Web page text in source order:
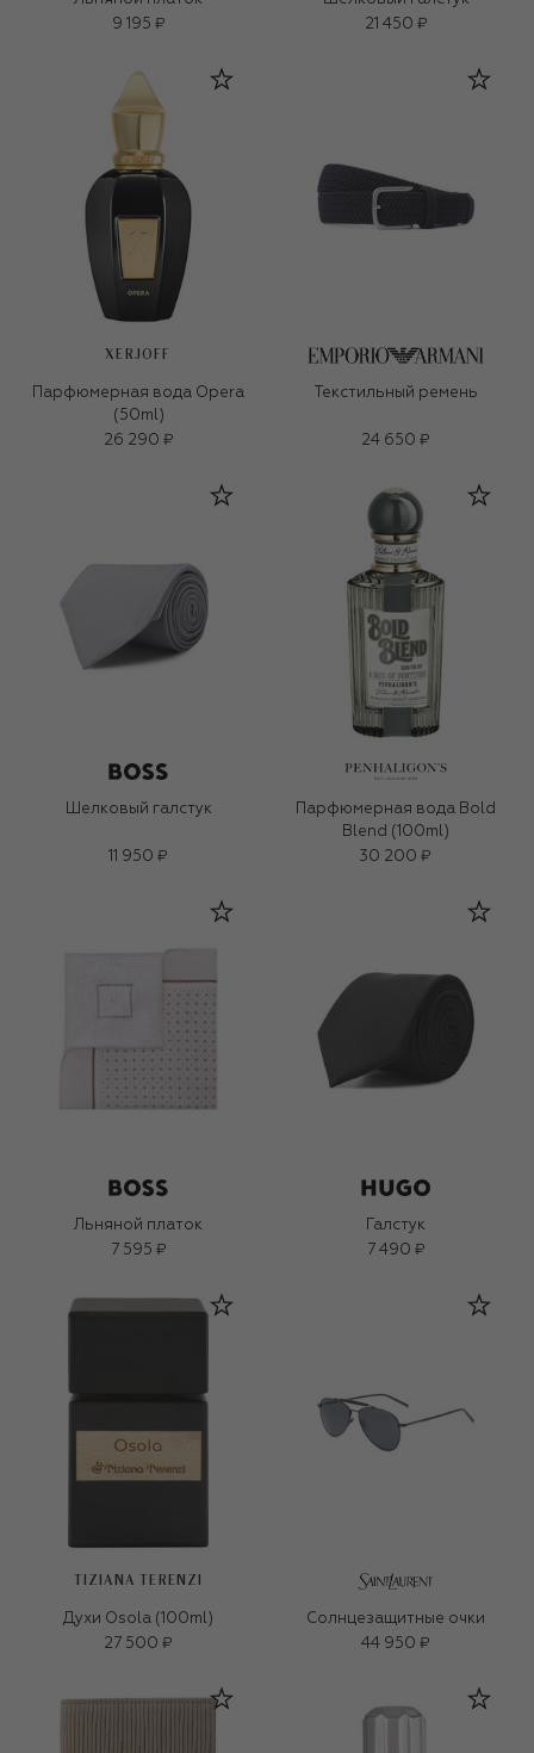
9 195 ₽
21 450 ₽
XERJOFF
Парфюмерная вода Opera
(50ml)
26 290 ₽
Текстильный ремень
24 650 ₽
Шелковый галстук
11 950 ₽
Парфюмерная вода Bold
Blend (100ml)
30 200 ₽
Льняной платок
7 595 ₽
Галстук
7 490 ₽
TIZIANA TERENZI
Духи Osola (100ml)
27 500 ₽
Солнцезащитные очки
44 950 ₽